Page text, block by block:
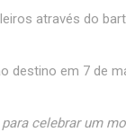
através do
em 7 de
celebrar um